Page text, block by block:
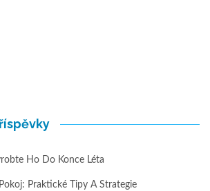
Ho Do Konce Léta
Praktické Tipy A Strategie